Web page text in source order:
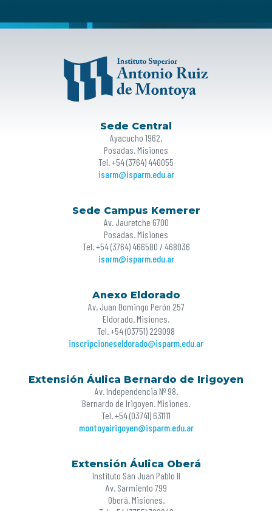
Sede Central
Ayacucho 1962.
Posadas. Misiones
Tel. +54 (3764) 440055
isarm@isparm.edu.ar
Sede Campus Kemerer
Av. Jauretche 6700
Posadas. Misiones
Tel. +54 (3764) 466580 / 468036
isarm@isparm.edu.ar
Anexo Eldorado
Av. Juan Domingo Perón 257
Eldorado. Misiones.
Tel. +54 (03751) 229098
inscripcioneseldorado@isparm.edu.ar
Extensión Áulica Bernardo de Irigoyen
Av. Independencia Nº 98.
Bernardo de Irigoyen. Misiones.
Tel. +54 (03741) 631111
montoyairigoyen@isparm.edu.ar
Extensión Áulica Oberá
Instituto San Juan Pablo II
Av. Sarmiento 799
Oberá. Misiones.